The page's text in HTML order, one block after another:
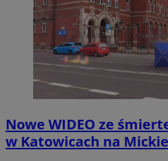
Nowe WIDEO ze
w Katowicach na